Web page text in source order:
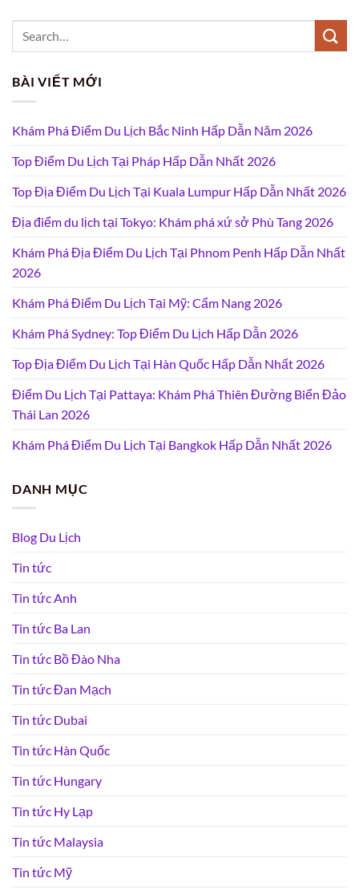
BÀI VIẾT MỚI
Khám Phá Điểm Du Lịch Bắc Ninh Hấp Dẫn Năm 2026
Top Điểm Du Lịch Tại Pháp Hấp Dẫn Nhất 2026
Top Địa Điểm Du Lịch Tại Kuala Lumpur Hấp Dẫn Nhất 2026
Địa điểm du lịch tại Tokyo: Khám phá xứ sở Phù Tang 2026
Khám Phá Địa Điểm Du Lịch Tại Phnom Penh Hấp Dẫn Nhất
2026
Khám Phá Điểm Du Lịch Tại Mỹ: Cẩm Nang 2026
Khám Phá Sydney: Top Điểm Du Lịch Hấp Dẫn 2026
Top Địa Điểm Du Lịch Tại Hàn Quốc Hấp Dẫn Nhất 2026
Điểm Du Lịch Tại Pattaya: Khám Phá Thiên Đường Biển Đảo
Thái Lan 2026
Khám Phá Điểm Du Lịch Tại Bangkok Hấp Dẫn Nhất 2026
DANH MỤC
Blog Du Lịch
Tin tức
Tin tức Anh
Tin tức Ba Lan
Tin tức Bồ Đào Nha
Tin tức Đan Mạch
Tin tức Dubai
Tin tức Hàn Quốc
Tin tức Hungary
Tin tức Hy Lạp
Tin tức Malaysia
Tin tức Mỹ